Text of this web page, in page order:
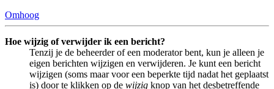
Omhoog
Hoe wijzig of verwijder ik een bericht?
Tenzij je de beheerder of een moderator bent, kun je alleen je
eigen berichten wijzigen en verwijderen. Je kunt een bericht
wijzigen (soms maar voor een beperkte tijd nadat het geplaatst
is) door te klikken op de wijzig knop van het desbetreffende